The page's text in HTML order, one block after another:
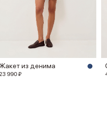
из денима
23 990 ₽